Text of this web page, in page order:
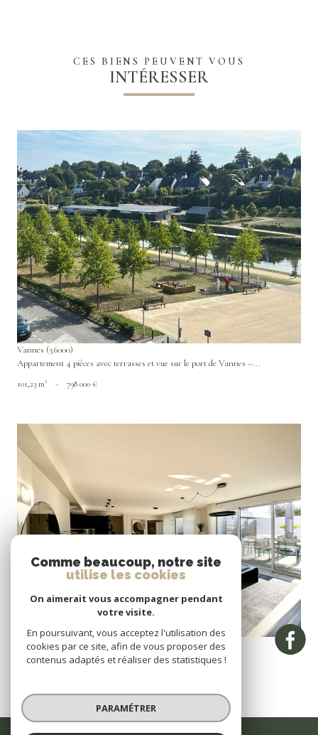
CES BIENS PEUVENT VOUS
INTÉRESSER
VOIR LE BIEN
Vannes (56000)
Appartement 4 pièces avec terrasses et vue sur le port de Vannes –...
101,23 m² - 798 000 €
VOIR LE BIEN
Vannes (56000)
Appartement 102 m² rez de chaussée double garage terrasse
Comme beaucoup, notre site
utilise les cookies
On aimerait vous accompagner pendant
votre visite.
En poursuivant, vous acceptez l'utilisation des
cookies par ce site, afin de vous proposer des
contenus adaptés et réaliser des statistiques !
PARAMÉTRER